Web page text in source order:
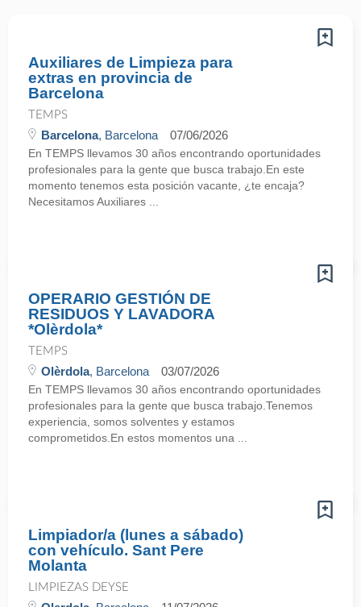
Auxiliares de Limpieza para
extras en provincia de
Barcelona
TEMPS
Barcelona, Barcelona 07/06/2026
En TEMPS llevamos 30 años encontrando oportunidades
profesionales para la gente que busca trabajo.En este
momento tenemos esta posición vacante, ¿te encaja?
Necesitamos Auxiliares ...
OPERARIO GESTIÓN DE
RESIDUOS Y LAVADORA
*Olèrdola*
TEMPS
Olèrdola, Barcelona 03/07/2026
En TEMPS llevamos 30 años encontrando oportunidades
profesionales para la gente que busca trabajo.Tenemos
experiencia, somos solventes y estamos
comprometidos.En estos momentos una ...
Limpiador/a (lunes a sábado)
con vehículo. Sant Pere
Molanta
LIMPIEZAS DEYSE